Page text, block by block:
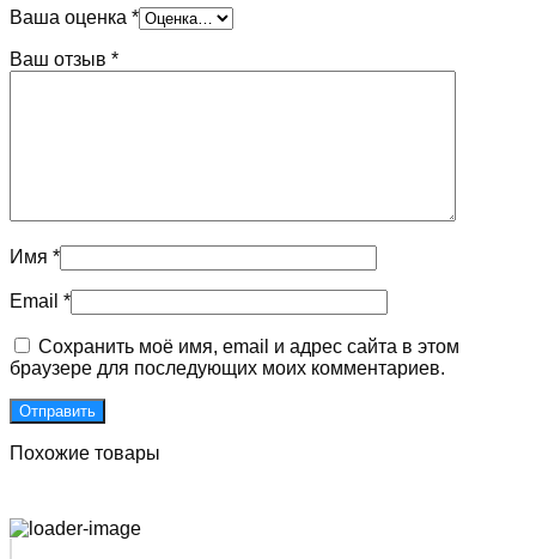
Ваша оценка *
Ваш отзыв *
Имя *
Email *
Сохранить моё имя, email и адрес сайта в этом
браузере для последующих моих комментариев.
Похожие товары